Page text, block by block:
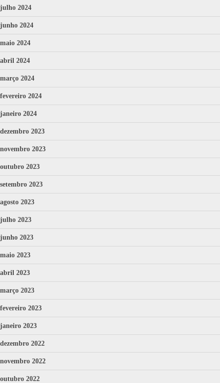
julho 2024
junho 2024
maio 2024
abril 2024
março 2024
fevereiro 2024
janeiro 2024
dezembro 2023
novembro 2023
outubro 2023
setembro 2023
agosto 2023
julho 2023
junho 2023
maio 2023
abril 2023
março 2023
fevereiro 2023
janeiro 2023
dezembro 2022
novembro 2022
outubro 2022